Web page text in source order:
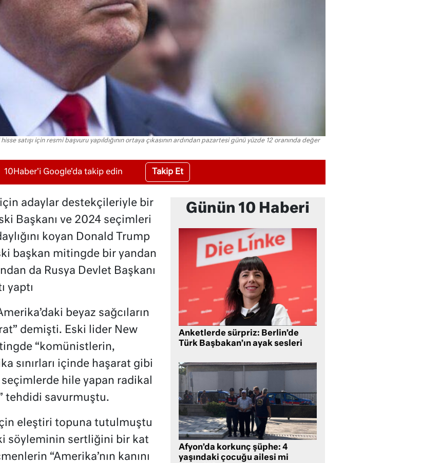
satışı için resmi başvuru yapıldığının ortaya çıkasının ardından pazartesi günü yüzde 12 oranında değer
10Haber'i Google'da takip edin Takip Et
adaylar destekçileriyle bir
Başkanı ve 2024 seçimleri
koyan Donald Trump
başkan mitingde bir yandan
da Rusya Devlet Başkanı
yaptı
beyaz sağcıların
demişti. Eski lider New
“komünistlerin,
sınırları içinde haşarat gibi
hile yapan radikal
tehdidi savurmuştu.
eleştiri topuna tutulmuştu
söyleminin sertliğini bir kat
“Amerika’nın kanını
Günün 10 Haberi
Anketlerde sürpriz: Berlin’de
Türk Başbakan’ın ayak sesleri
Afyon’da korkunç şüphe: 4
yaşındaki çocuğu ailesi mi